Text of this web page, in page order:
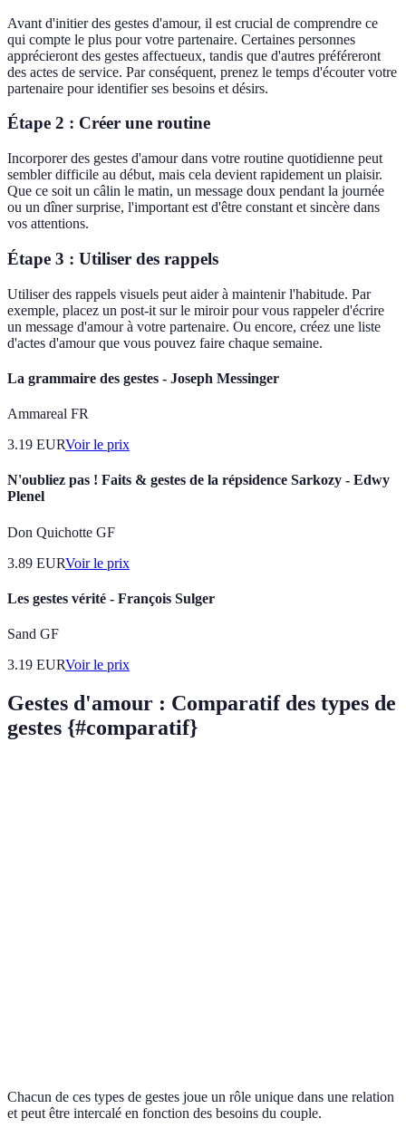
Avant d'initier des gestes d'amour, il est crucial de comprendre ce
qui compte le plus pour votre partenaire. Certaines personnes
apprécieront des gestes affectueux, tandis que d'autres préféreront
des actes de service. Par conséquent, prenez le temps d'écouter votre
partenaire pour identifier ses besoins et désirs.
Étape 2 : Créer une routine
Incorporer des gestes d'amour dans votre routine quotidienne peut
sembler difficile au début, mais cela devient rapidement un plaisir.
Que ce soit un câlin le matin, un message doux pendant la journée
ou un dîner surprise, l'important est d'être constant et sincère dans
vos attentions.
Étape 3 : Utiliser des rappels
Utiliser des rappels visuels peut aider à maintenir l'habitude. Par
exemple, placez un post-it sur le miroir pour vous rappeler d'écrire
un message d'amour à votre partenaire. Ou encore, créez une liste
d'actes d'amour que vous pouvez faire chaque semaine.
La grammaire des gestes - Joseph Messinger
Ammareal FR
3.19 EURVoir le prix
N'oubliez pas ! Faits & gestes de la répsidence Sarkozy - Edwy
Plenel
Don Quichotte GF
3.89 EURVoir le prix
Les gestes vérité - François Sulger
Sand GF
3.19 EURVoir le prix
Gestes d'amour : Comparatif des types de
gestes {#comparatif}
Chacun de ces types de gestes joue un rôle unique dans une relation
et peut être intercalé en fonction des besoins du couple.